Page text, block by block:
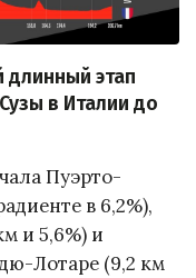
этап
в Италии до
Пуэрто-
в 6,2%),
и 5,6%) и
Лотаре (9,2 км